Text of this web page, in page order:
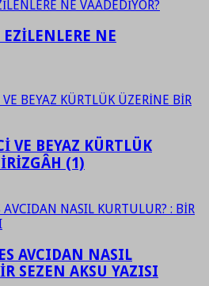
NE
VE BEYAZ KÜRTLÜK
(1)
AVCIDAN NASIL
SEZEN AKSU YAZISI